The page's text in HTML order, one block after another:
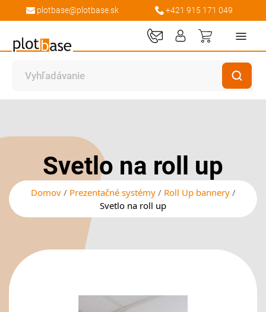
plotbase@plotbase.sk +421 915 171 049
Môj košík
obrázkovSvetlo na roll up
Domov Prezentačné systémy
Roll Up bannery
Svetlo na roll up
obrázkov